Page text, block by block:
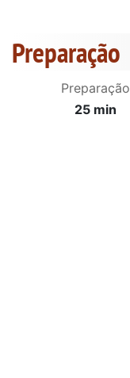
Preparação
Preparação
25 min